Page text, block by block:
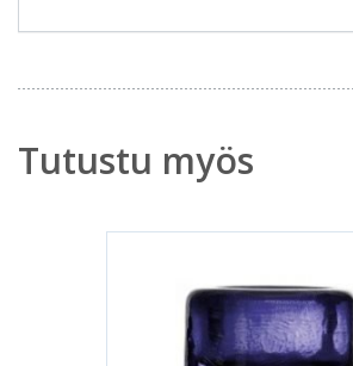
Tutustu myös